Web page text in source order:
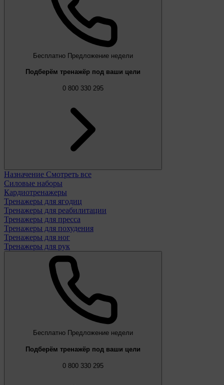
Бесплатно Предложение недели
Подберём тренажёр под ваши цели
0 800 330 295
Назначение Смотреть все
Силовые наборы
Кардиотренажеры
Тренажеры для ягодиц
Тренажеры для реабилитации
Тренажеры для пресса
Тренажеры для похудения
Тренажеры для ног
Тренажеры для рук
Бесплатно Предложение недели
Подберём тренажёр под ваши цели
0 800 330 295